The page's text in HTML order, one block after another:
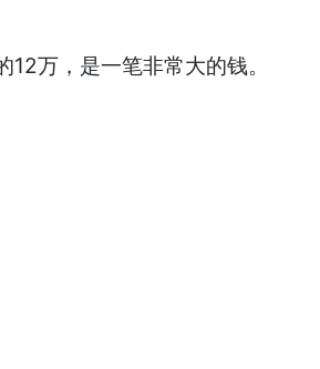
万，是一笔非常大的钱。